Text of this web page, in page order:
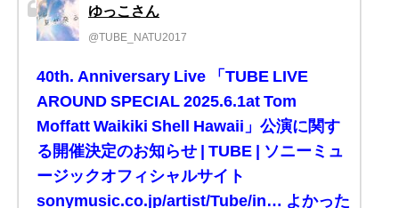
ゆっこさん
@TUBE_NATU2017
40th. Anniversary Live 「TUBE LIVE
AROUND SPECIAL 2025.6.1at Tom
Moffatt Waikiki Shell Hawaii」公演に関す
る開催決定のお知らせ | TUBE | ソニーミュ
ージックオフィシャルサイト
sonymusic.co.jp/artist/Tube/in… よかった